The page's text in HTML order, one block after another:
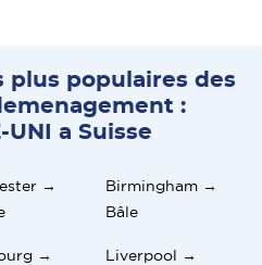
plus populaires des
:
UNI a Suisse
→
Birmingham →
Bâle
→
Liverpool →